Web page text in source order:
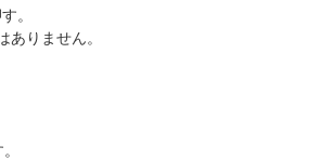
。
りません。